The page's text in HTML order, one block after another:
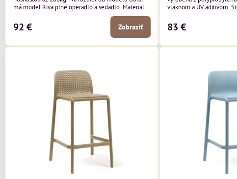
má model Riva plné operadlo a sedadlo. Materiál
stoličky je z polypropylénu Resin so skleneným
vláknom.
92 € Zobraziť
vláknom a UV aditívom.
odolnosti vhodná na
prevádzach reštaurácií.
83 €